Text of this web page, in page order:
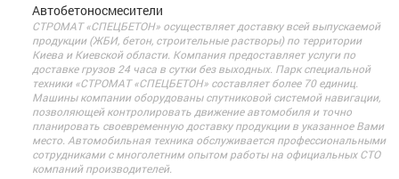
Автобетоносмесители
СТРОМАТ «СПЕЦБЕТОН» осуществляет доставку всей выпускаемой
продукции (ЖБИ, бетон, строительные растворы) по территории
Киева и Киевской области. Компания предоставляет услуги по
доставке грузов 24 часа в сутки без выходных. Парк специальной
техники «СТРОМАТ «СПЕЦБЕТОН» составляет более 70 единиц.
Машины компании оборудованы спутниковой системой навигации,
позволяющей контролировать движение автомобиля и точно
планировать своевременную доставку продукции в указанное Вами
место. Автомобильная техника обслуживается профессиональными
сотрудниками с многолетним опытом работы на официальных СТО
компаний производителей.